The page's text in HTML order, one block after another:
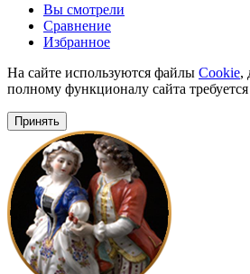
Вы смотрели
Сравнение
Избранное
На сайте используются файлы Cookie,
полному функционалу сайта
Принять